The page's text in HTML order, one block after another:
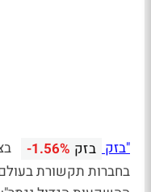
"בזק בזק -1.56%
בחברות תקשורת